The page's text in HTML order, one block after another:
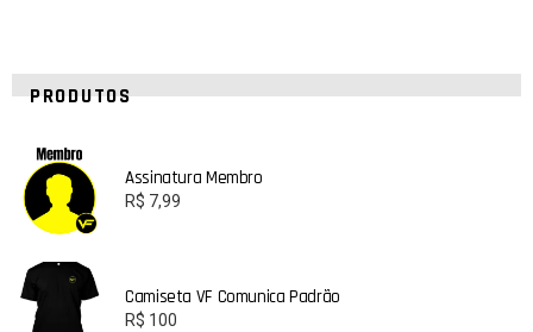
PRODUTOS
Assinatura Membro
R$ 7,99
Camiseta VF Comunica Padrão
R$ 100